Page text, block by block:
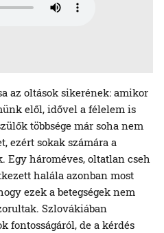
az oltások sikerének: amikor
elől, idővel a félelem is
többsége már soha nem
ezért sokak számára a
Egy hároméves, oltatlan cseh
halála azonban most
ezek a betegségek nem
Szlovákiában
fontosságáról, de a kérdés